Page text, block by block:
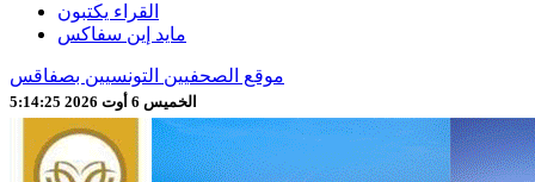
القراء يكتبون
مايد إين سفاكس
موقع الصحفيين التونسيين بصفاقس
الخميس 6 أوت 2026 5:14:27